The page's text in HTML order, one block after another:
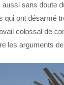
sans doute
qui ont désarmé
colossal de
les arguments